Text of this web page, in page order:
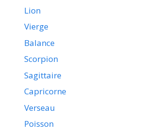
Lion
Vierge
Balance
Scorpion
Sagittaire
Capricorne
Verseau
Poisson